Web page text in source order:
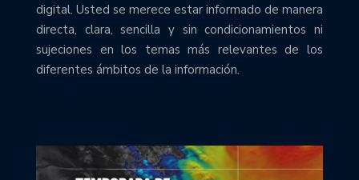
digital. Usted se merece estar informado de manera
directa, clara, sencilla y sin condicionamientos ni
sujeciones en los temas más relevantes de los
diferentes ámbitos de la información.